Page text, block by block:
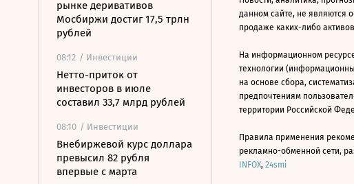
рынке деривативов
Мосбиржи достиг 17,5 трлн
рублей
08:12 / Инвестиции
Нетто-приток от
инвесторов в июле
составил 33,7 млрд рублей
08:10 / Инвестиции
Внебиржевой курс доллара
превысил 82 рубля
впервые с марта
данном сайте, не являются
продаже каких-либо
На информационном
технологии
на основе сбора,
предпочтениям
территории Российской
Правила применения
рекламно-обменной сети,
INFOX, 24smi